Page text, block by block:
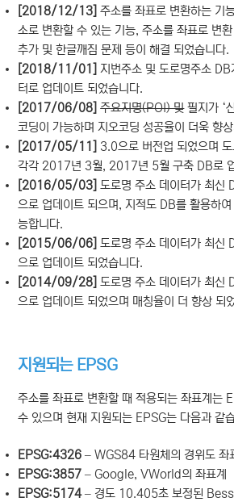
[2018/12/13] 주소를 좌표로 변환하는 기
소로 변환할 수 있는 기능, 주소를 좌표로 변
추가 및 한글깨짐 문제 등이 해결 되었습니다.
[2018/11/01]
지번주소 및 도로명주소
터로 업데이트 되었습니다.
[2017/06/08] 주요지명(POI) 및필지가 ‘
코딩이 가능하며 지오코딩 성공율이 더욱 향
[2017/05/11]
3.0으로 버전업 되었으며
각각 2017년 3월, 2017년 5월 구축 DB로
[2016/05/03] 도로명 주소 데이터가 최
으로 업데이트 되으며, 지적도 DB를 활용하
능합니다.
[2015/06/06] 도로명 주소 데이터가 최
으로 업데이트 되었습니다.
[2014/09/28] 도로명 주소 데이터가 최
으로 업데이트 되었으며 매칭율이 더 향상 되
지원되는 EPSG
주소를 좌표로 변환할 때 적용되는 좌표계는
수 있으며 현재 지원되는 EPSG는 다음과 같
EPSG:4326 – WGS84 타원체의 경위도 좌
EPSG:3857 – Google, VWorld의 좌표계
EPSG:5174– 경도 10.405초 보정된